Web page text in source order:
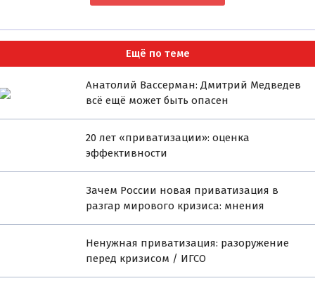
Ещё по теме
Анатолий Вассерман: Дмитрий Медведев
всё ещё может быть опасен
20 лет «приватизации»: оценка
эффективности
Зачем России новая приватизация в
разгар мирового кризиса: мнения
Ненужная приватизация: разоружение
перед кризисом / ИГСО